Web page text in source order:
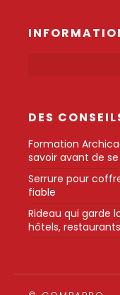
DES
Formation
savoir avant de
Serrure pour
fiable
Rideau qui garde
hôtels,